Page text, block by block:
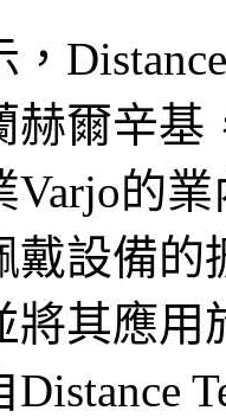
，
赫爾辛基
Varjo的
戴設備的
將其應用
Distance